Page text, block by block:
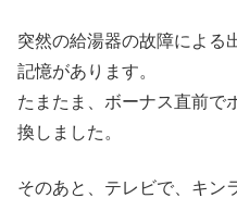
突然の給湯器の故障による
記憶があります。
たまたま、ボーナス直前で
換しました。
そのあと、テレビで、キン